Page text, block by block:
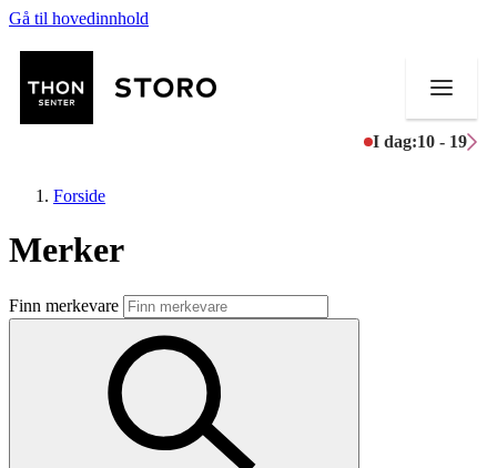
Gå til hovedinnhold
I dag:10 - 19
Butikker
Mat og drikke
Aktiviteter
Forside
Merker
Finn merkevare